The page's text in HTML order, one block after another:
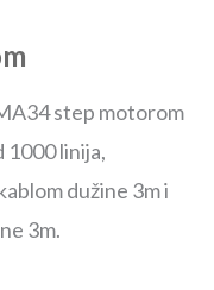
step motorom
1000 linija,
dužine 3m i
3m.